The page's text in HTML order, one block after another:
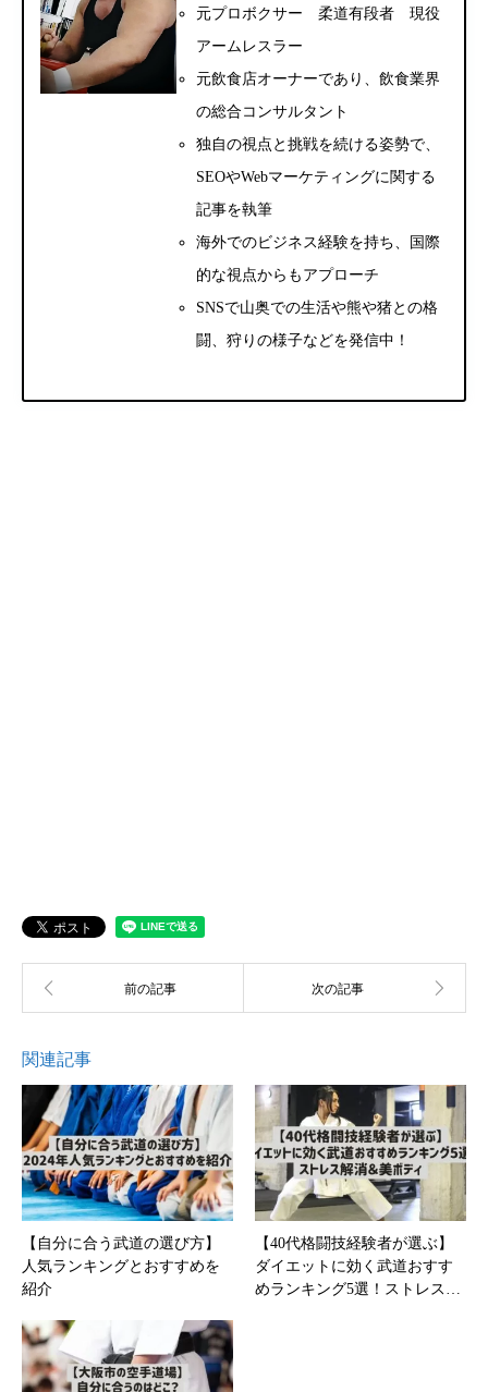
元プロボクサー 柔道有段者 現役
アームレスラー
元飲食店オーナーであり、飲食業界
の総合コンサルタント
独自の視点と挑戦を続ける姿勢で、
SEOやWebマーケティングに関する
記事を執筆
海外でのビジネス経験を持ち、国際
的な視点からもアプローチ
SNSで山奥での生活や熊や猪との格
闘、狩りの様子などを発信中！
関連記事
【自分に合う武道の選び方】
人気ランキングとおすすめを
紹介
【40代格闘技経験者が選ぶ】
ダイエットに効く武道おすす
めランキング5選！ストレス…